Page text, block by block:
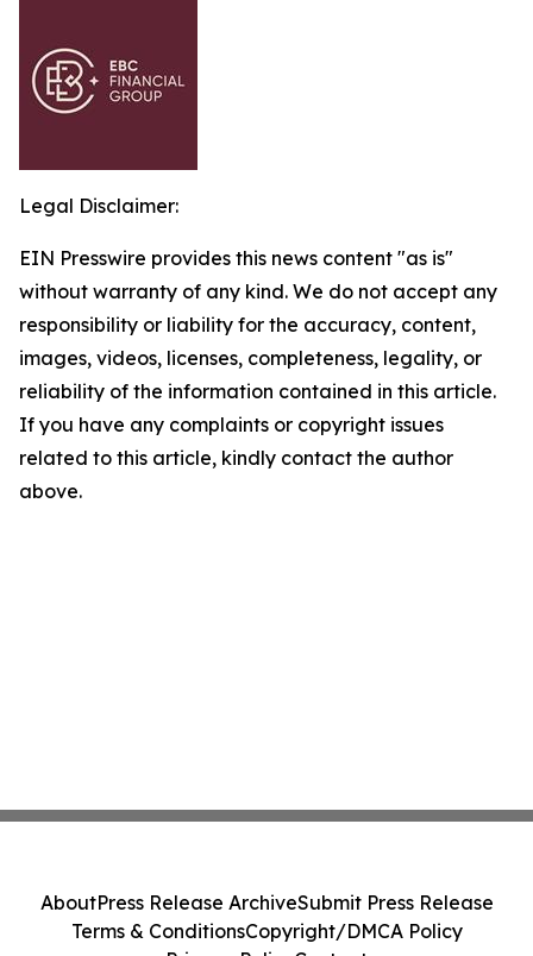
Legal Disclaimer:
EIN Presswire provides this news content "as is"
without warranty of any kind. We do not accept any
responsibility or liability for the accuracy, content,
images, videos, licenses, completeness, legality, or
reliability of the information contained in this article.
If you have any complaints or copyright issues
related to this article, kindly contact the author
above.
AboutPress Release ArchiveSubmit Press Release
Terms & ConditionsCopyright/DMCA Policy